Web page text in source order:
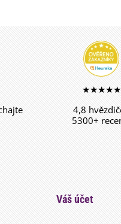
★★★★★
4,8
5300+
Váš účet